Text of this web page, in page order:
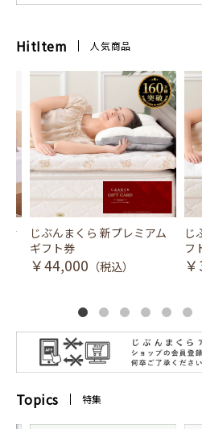
HitItem 人気商品
冷
じぶんまくら 新プレミアム
ギフト券
￥44,000 （税込）
じ
フ
Topics 特集